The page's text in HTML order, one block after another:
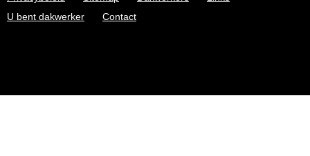
U bent dakwerker
Contact